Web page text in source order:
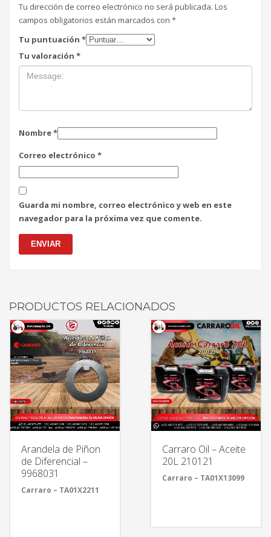
Tu dirección de correo electrónico no será publicada. Los
campos obligatorios están marcados con *
Tu puntuación *
Tu valoración *
Nombre*
Correo electrónico *
Guarda mi nombre, correo electrónico y web en este
navegador para la próxima vez que comente.
PRODUCTOS RELACIONADOS
Arandela de Piñon
de Diferencial –
9968031
Carraro – TA01X2211
Carraro Oil – Aceite
20L 210121
Carraro – TA01X13099